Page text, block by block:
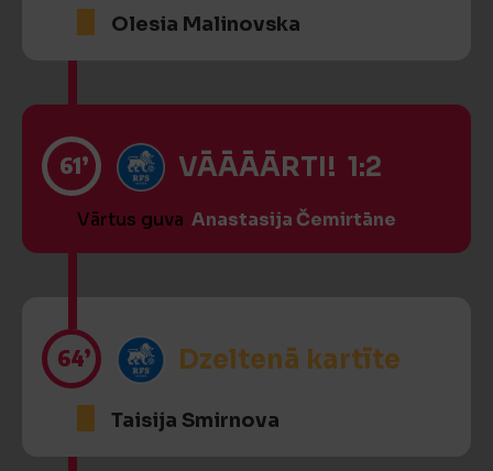
Olesia Malinovska
61’ VĀĀĀĀRTI! 1:2
Vārtus guva Anastasija Čemirtāne
64’ Dzeltenā kartīte
Taisija Smirnova